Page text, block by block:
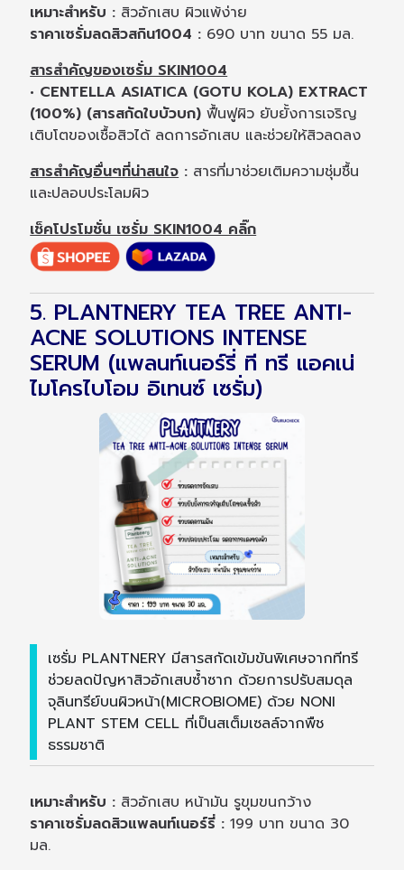
เหมาะสำหรับ : สิวอักเสบ ผิวแพ้ง่าย
ราคาเซรั่มลดสิวสกิน1004 : 690 บาท ขนาด 55 มล.
สารสำคัญของเซรั่ม SKIN1004
• CENTELLA ASIATICA (GOTU KOLA) EXTRACT
(100%) (สารสกัดใบบัวบก) ฟื้นฟูผิว ยับยั้งการเจริญ
เติบโตของเชื้อสิวได้ ลดการอักเสบ และช่วยให้สิวลดลง
สารสำคัญอื่นๆที่น่าสนใจ: สารที่มาช่วยเติมความชุ่มชื้น
และปลอบประโลมผิว
เช็คโปรโมชั่น เซรั่ม SKIN1004 คลิ๊ก
5. PLANTNERY TEA TREE ANTI-
ACNE SOLUTIONS INTENSE
SERUM (แพลนท์เนอร์รี่ ที ทรี แอคเน่
ไมโครไบโอม อิเทนซ์ เซรั่ม)
เซรั่ม PLANTNERY มีสารสกัดเข้มข้นพิเศษจากทีทรี
ช่วยลดปัญหาสิวอักเสบซ้ำซาก ด้วยการปรับสมดุล
จุลินทรีย์บนผิวหน้า(MICROBIOME) ด้วย NONI
PLANT STEM CELL ที่เป็นสเต็มเซลล์จากพืช
ธรรมชาติ
เหมาะสำหรับ : สิวอักเสบ หน้ามัน รูขุมขนกว้าง
ราคาเซรั่มลดสิวแพลนท์เนอร์รี่ : 199 บาท ขนาด 30
มล.